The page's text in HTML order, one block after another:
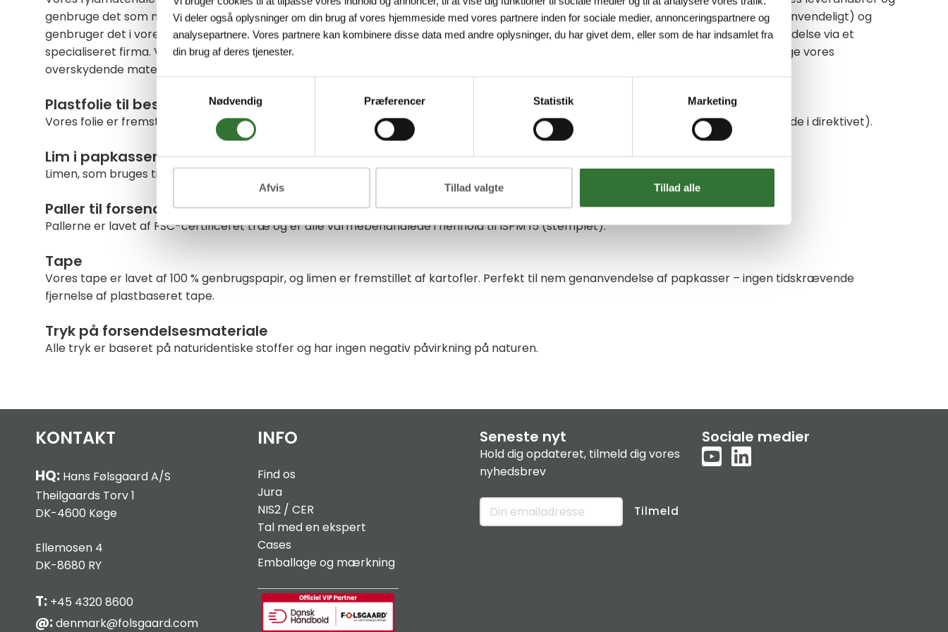
Vi deler også oplysninger om din brug af vores hjemmeside med vores partnere inden for sociale medier, annonceringspartnere og
analysepartnere. Vores partnere kan kombinere disse data med andre oplysninger, du har givet dem, eller som de har indsamlet fra
din brug af deres tjenester.
Nødvendig
Præferencer Statistik Marketing
Afvis Tillad valgte Tillad alle
genbruge det som nyt fyldmateriale i vores forsendelser. Vi indsamler også alt brugt papirfyldmateriale fra leverandører (hvis det er anvendeligt) og
genbruger det i vores forsendelser. En mindre mængde papkasser, der ikke kan bruges, bliver i øjeblikket samlet og sendt til genanvendelse via et
specialiseret firma. Vi har flere bølgepapkasser, end vi selv kan bruge, og søger derfor aftaler med nabovirksomheder, der kan modtage vores
overskydende materiale i makuleret form.
Plastfolie til beskyttelse af varer på paller
Vores folie er fremstillet af 65 % genbrugsmateriale, 25 % produktionsrester og 10 % nyt plastmateriale (Ingen specifik identifikationskode i direktivet).
Lim i papkasser
Limen, som bruges til at lukke vores papkasser, er fremstillet af kartoffelekstrakt.
Paller til forsendelse
Pallerne er lavet af FSC-certificeret træ og er alle varmebehandlede i henhold til ISPM 15 (stemplet).
Tape
Vores tape er lavet af 100 % genbrugspapir, og limen er fremstillet af kartofler. Perfekt til nem genanvendelse af papkasser – ingen tidskrævende
fjernelse af plastbaseret tape.
Tryk på forsendelsesmateriale
Alle tryk er baseret på naturidentiske stoffer og har ingen negativ påvirkning på naturen.
KONTAKT
HQ:Hans Følsgaard A/S
Theilgaards Torv 1
DK-4600 Køge
Ellemosen 4
DK-8680 RY
T:+45 4320 8600
@:denmark@folsgaard.com
INFO
Find os
Jura
NIS2 / CER
Tal med en ekspert
Cases
Emballage og mærkning
Seneste nyt
Hold dig opdateret, tilmeld dig vores
nyhedsbrev
Tilmeld
Sociale medier